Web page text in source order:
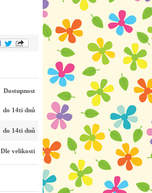
Dostupnost
do 14ti dnů
do 14ti dnů
Dle velikosti